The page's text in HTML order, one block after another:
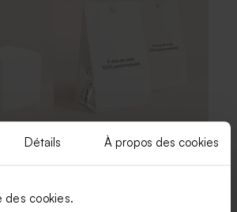
Détails À propos des cookies
des cookies.
carré
Contenant dragées vierge
papier mat